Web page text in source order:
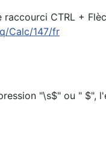
CTRL +
Calc/147/fr
"\s$" ou " $",